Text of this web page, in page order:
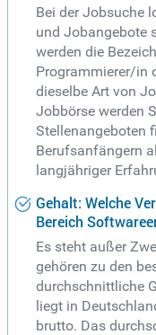
Bei der Jobsuche
und Jobangebote
werden die
Programmierer/in
dieselbe Art von
Jobbörse werden
Stellenangeboten
Berufsanfängern
langjähriger
Gehalt: Welche
Bereich
Es steht außer
gehören zu den
durchschnittliche
liegt in
brutto. Das